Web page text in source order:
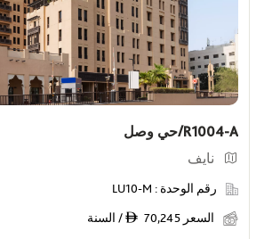
R1004-A/حي وصل
نايف
رقم الوحدة : LU10-M
السعر ê 70,245 / السنة